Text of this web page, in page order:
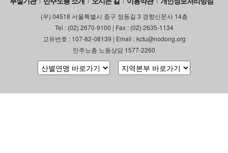
(우) 04518 서울특별시 중구 정동길 3 경향신문사 14층
Tel : (02) 2670-9100 | Fax : (02) 2635-1134
고유번호 : 107-82-08139 | Email : kctu@nodong.org
민주노총 노동상담 1577-2260